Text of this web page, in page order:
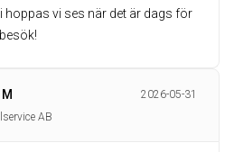
hoppas vi ses när det är dags för
2026-05-31
AB